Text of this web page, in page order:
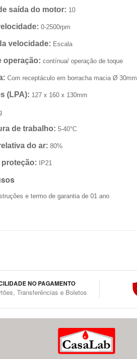
saída do motor: 10
0-2500rpm
velocidade: Escala
operação: contínua/ operação de toque
Com receptáculo em borracha macia Ø 30mm
(LPA): 127 x 160 x 130mm
de trabalho: 5-40°C
do ar: 80%
proteção: IP21
e termo de garantia de 01 ano
NO PAGAMENTO
Transferências e Boletos